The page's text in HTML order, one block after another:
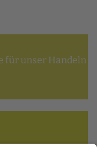
für unser Handeln